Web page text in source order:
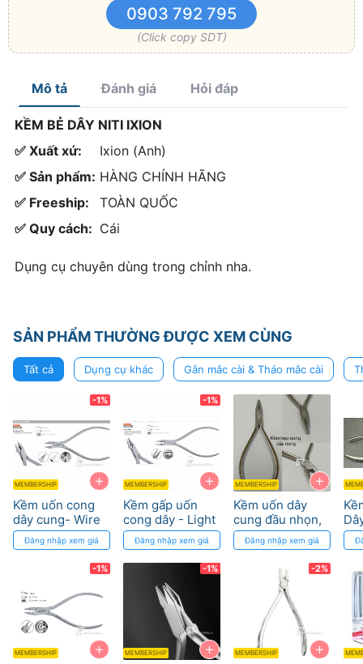
0903 792 795
(Click copy SDT)
Mô tả Đánh giá Hỏi đáp
KỀM BẺ DÂY NITI IXION
✅ Xuất xứ:
Ixion (Anh)
✅ Sản phẩm: HÀNG CHÍNH HÃNG
✅ Freeship:
TOÀN QUỐC
✅ Quy cách: Cái
Dụng cụ chuyên dùng trong chỉnh nha.
SẢN PHẨM THƯỜNG ĐƯỢC XEM CÙNG
Tất cả Dụng cụ khác Gắn mắc cài & Tháo mắc cài
+
-1%
MEMBERSHIP
Kềm uốn cong
dây cung- Wire
bend plier
Osung
Đăng nhập xem giá
+
-1%
MEMBERSHIP
+
-1%
MEMBERSHIP
Kềm gấp uốn
cong dây - Light
wire plier Osung
Đăng nhập xem giá
+
-1%
MEMBERSHIP
+
MEMBERSHIP
Kềm uốn dây
cung đầu nhọn,
đầu bằng
Đăng nhập xem giá
+
-2%
MEMBERSHIP